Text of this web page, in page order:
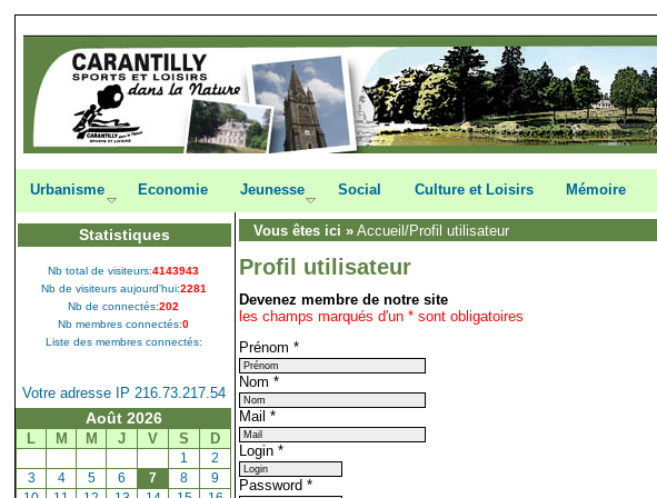
Urbanisme Economie Jeunesse Social Culture et Loisirs Mémoire
Statistiques
Nb total de visiteurs:4143943
Nb de visiteurs aujourd'hui:2281
Nb de connectés:202
Nb membres connectés:0
Liste des membres connectés:
Votre adresse IP 216.73.217.54
Août 2026
L M M J V S D
[1 [2
[3] [4] [5] [6 [7 [8 [9
Vous êtes ici » Accueil/Profil utilisateur
Profil utilisateur
Devenez membre de notre site
les champs marqués d'un * sont obligatoires
Prénom *
Nom *
Mail *
Login *
Password *